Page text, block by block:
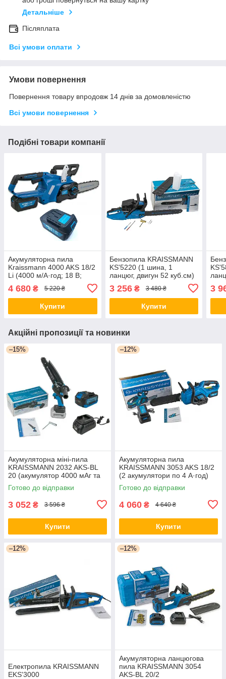
Детальніше
Післяплата
Всі умови оплати
Умови повернення
Повернення товару впродовж 14 днів за домовленістю
Всі умови повернення
Подібні товари компанії
Акумуляторна пила
Kraissmann 4000 AKS 18/2
Li (4000 м/А·год; 18 В;
Німеччина
4 680 ₴ 5 220 ₴
Купити
Бензопила KRAISSMANN
KS'5220 (1 шина, 1
ланцюг, двигун 52 куб.см)
3 256₴ 3 480 ₴
Купити
3
Акційні пропозиції та новинки
–15%
Акумуляторна міні-пила
KRAISSMANN 2032 AKS-BL
20 (акумулятор 4000 мАг та
ЗП)
Готово до відправки
3 052 ₴ 3 596 ₴
Купити
–12%
Акумуляторна пила
KRAISSMANN 3053 AKS 18/2
(2 акумулятори по 4 А·год)
Німеччина
Готово до відправки
4 060 ₴ 4 640 ₴
Купити
–12%
Електропила KRAISSMANN
EKS'3000
–12%
Акумуляторна ланцюгова
пила KRAISSMANN 3054
AKS-BL 20/2